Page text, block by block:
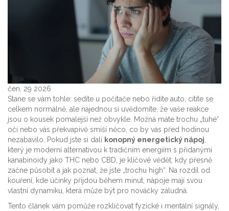
čen, 29 2026
Stane se vám tohle: sedíte u počítače nebo řídíte auto, cítíte se
celkem normálně, ale najednou si uvědomíte, že vaše reakce
jsou o kousek pomalejší než obvykle. Možná máte trochu „tuhé“
oči nebo vás překvapivě smíší něco, co by vás před hodinou
nezabavilo. Pokud jste si dali konopný energetický nápoj
který je moderní alternativou k tradičním energiím s přidanými
kanabinoidy jako THC nebo CBD , je klíčové vědět, kdy přesně
začne působit a jak poznat, že jste „trochu high“. Na rozdíl od
kouření, kde účinky přijdou během minut, nápoje mají svou
vlastní dynamiku, která může být pro nováčky záludná.
Tento článek vám pomůže rozklíčovat fyzické i mentální signály,